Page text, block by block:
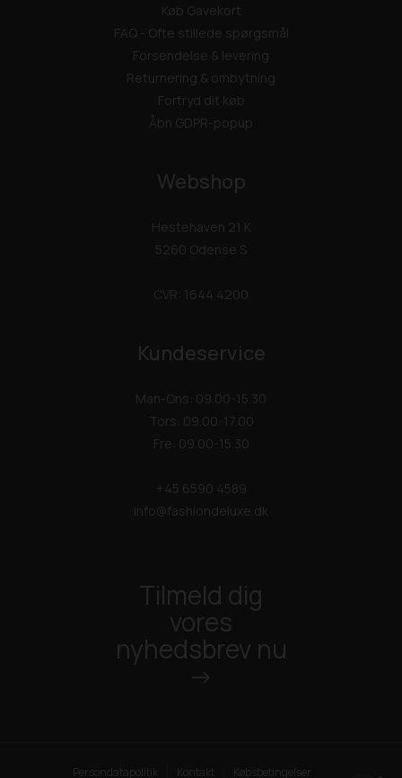
Køb Gavekort
FAQ - Ofte stillede spørgsmål
Forsendelse & levering
Returnering & ombytning
Fortryd dit køb
Åbn GDPR-popup
Webshop
Hestehaven 21 K
5260 Odense S
CVR: 1644 4200
Kundeservice
Man-Ons: 09.00-15.30
Tors: 09.00-17.00
Fre: 09.00-15.30
+45 6590 4589
info@fashiondeluxe.dk
Tilmeld dig
vores
nyhedsbrev nu
->
Persondatapolitik Kontakt Købsbetingelser